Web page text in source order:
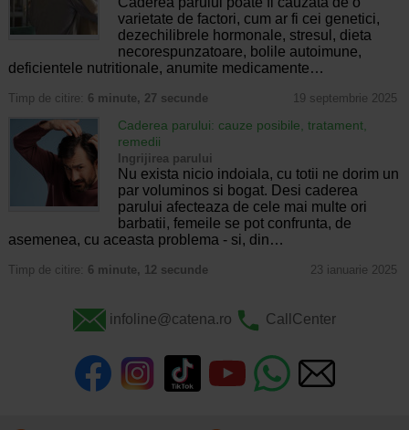
varietate de factori, cum ar fi cei genetici,
dezechilibrele hormonale, stresul, dieta
necorespunzatoare, bolile autoimune,
deficientele nutritionale, anumite medicamente…
Timp de citire: 6 minute, 27 secunde 19 septembrie 2025
Caderea parului: cauze posibile, tratament,
remedii
Ingrijirea parului
Nu exista nicio indoiala, cu totii ne dorim un
par voluminos si bogat. Desi caderea
parului afecteaza de cele mai multe ori
barbatii, femeile se pot confrunta, de
asemenea, cu aceasta problema - si, din…
Timp de citire: 6 minute, 12 secunde 23 ianuarie 2025
infoline@catena.ro CallCenter